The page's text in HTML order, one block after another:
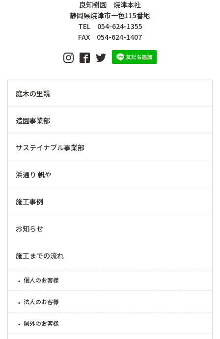
良知樹園 焼津本社
静岡県焼津市一色115番地
TEL 054-624-1355
FAX 054-624-1407
庭木の里親
造園事業部
サステイナブル事業部
浜通り 帆や
施工事例
お知らせ
施工までの流れ
個人のお客様
法人のお客様
県外のお客様